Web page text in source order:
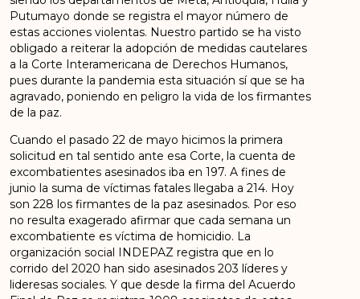
Putumayo donde se registra el mayor número de
estas acciones violentas. Nuestro partido se ha visto
obligado a reiterar la adopción de medidas cautelares
a la Corte Interamericana de Derechos Humanos,
pues durante la pandemia esta situación sí que se ha
agravado, poniendo en peligro la vida de los firmantes
de la paz.
Cuando el pasado 22 de mayo hicimos la primera
solicitud en tal sentido ante esa Corte, la cuenta de
excombatientes asesinados iba en 197. A fines de
junio la suma de víctimas fatales llegaba a 214. Hoy
son 228 los firmantes de la paz asesinados. Por eso
no resulta exagerado afirmar que cada semana un
excombatiente es víctima de homicidio. La
organización social INDEPAZ registra que en lo
corrido del 2020 han sido asesinados 203 líderes y
lideresas sociales. Y que desde la firma del Acuerdo